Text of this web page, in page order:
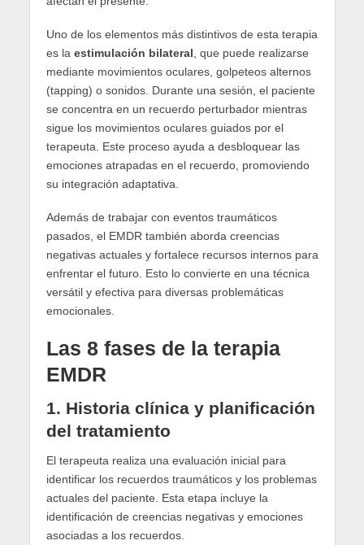
Uno de los elementos más distintivos de esta terapia
es la estimulación bilateral , que puede realizarse
mediante movimientos oculares, golpeteos alternos
(tapping) o sonidos. Durante una sesión, el paciente
se concentra en un recuerdo perturbador mientras
sigue los movimientos oculares guiados por el
terapeuta. Este proceso ayuda a desbloquear las
emociones atrapadas en el recuerdo, promoviendo
su integración adaptativa.
Además de trabajar con eventos traumáticos
pasados, el EMDR también aborda creencias
negativas actuales y fortalece recursos internos para
enfrentar el futuro. Esto lo convierte en una técnica
versátil y efectiva para diversas problemáticas
emocionales.
Las 8 fases de la terapia
EMDR
1. Historia clínica y planificación
del tratamiento
El terapeuta realiza una evaluación inicial para
identificar los recuerdos traumáticos y los problemas
actuales del paciente. Esta etapa incluye la
identificación de creencias negativas y emociones
asociadas a los recuerdos.